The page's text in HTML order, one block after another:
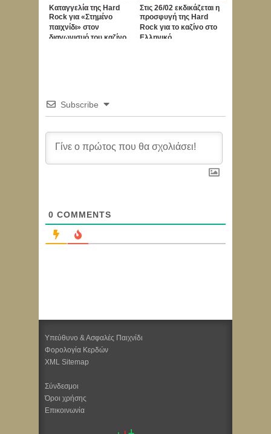
Καταγγελία της Hard
Rock για «Στημένο
παιχνίδι» στον
διαγωνισμό του καζίνο
Στις 26/02 εκδικάζεται η
προσφυγή της Hard
Rock για το καζίνο στο
Ελληνικό
Subscribe
0 COMMENTS
Υπεύθυνο & Ασφαλές Παιχνίδι
Φορολογία Κερδών
XML Sitemap
Σύνδεσμοι
Όροι χρήσης
Επικοινωνία